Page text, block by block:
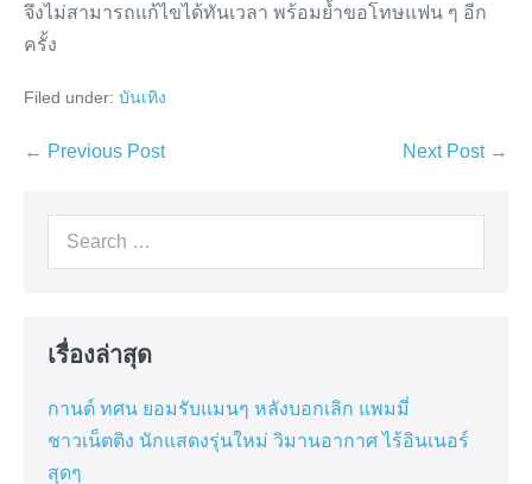
จึงไม่สามารถแก้ไขได้ทันเวลา พร้อมย้ำขอโทษแฟน ๆ อีก
ครั้ง
Filed under: บันเทิง
Post
← Previous Post Next Post →
Search
เรื่องล่าสุด
กานต์ ทศน ยอมรับแมนๆ หลังบอกเลิก แพมมี่
ชาวเน็ตติง นักแสดงรุ่นใหม่ วิมานอากาศ ไร้อินเนอร์
สุดๆ